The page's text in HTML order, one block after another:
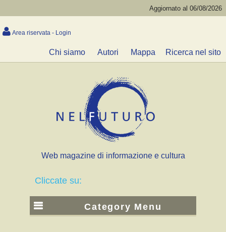
Aggiornato al 06/08/2026
Area riservata - Login
Chi siamo Autori Mappa Ricerca nel sito
Web magazine di informazione e cultura
Cliccate su:
Category Menu